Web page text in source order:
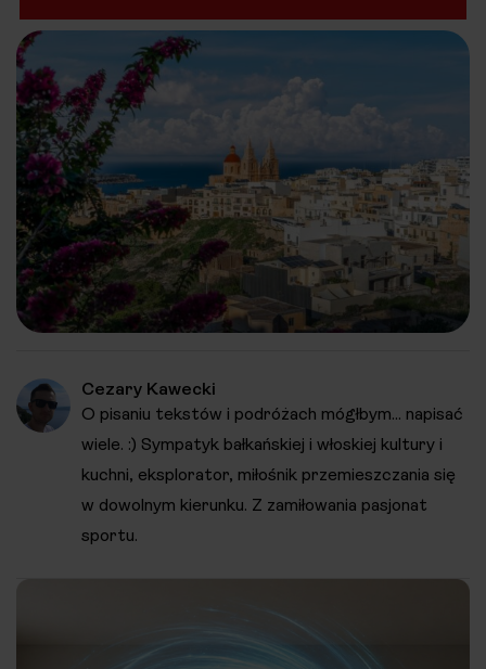
Cezary Kawecki
O pisaniu tekstów i podróżach mógłbym... napisać
wiele. :) Sympatyk bałkańskiej i włoskiej kultury i
kuchni, eksplorator, miłośnik przemieszczania się
w dowolnym kierunku. Z zamiłowania pasjonat
sportu.